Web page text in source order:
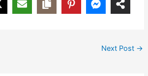
Next Post →